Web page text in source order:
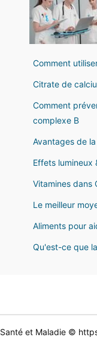
Comment
Citrate de
Comment
complexe B
Avantages de
Effets lumineux
Vitamines dans
Le meilleur
Aliments pour
Qu'est-ce que
Santé et Maladie ©